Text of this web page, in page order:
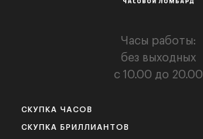
Часы работы:
без выходных
с 10.00 до 20.00
СКУПКА ЧАСОВ
СКУПКА БРИЛЛИАНТОВ